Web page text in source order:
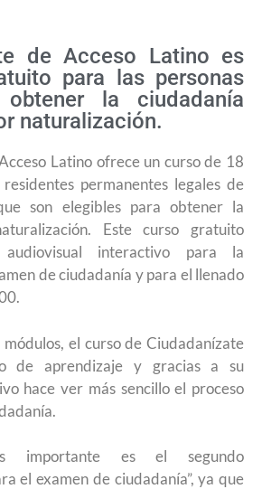
de Acceso Latino es
para las personas
la ciudadanía
naturalización.
Latino ofrece un curso de 18
permanentes legales de
son elegibles para obtener la
Este curso gratuito
interactivo para la
de ciudadanía y para el llenado
el curso de Ciudadanízate
de aprendizaje y gracias a su
hace ver más sencillo el proceso
importante es el segundo
el examen de ciudadanía”, ya que